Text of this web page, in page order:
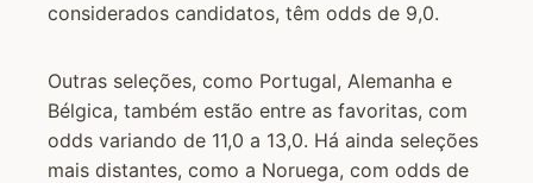
considerados candidatos, têm odds de 9,0.
Outras seleções, como Portugal, Alemanha e
Bélgica, também estão entre as favoritas, com
odds variando de 11,0 a 13,0. Há ainda seleções
mais distantes, como a Noruega, com odds de